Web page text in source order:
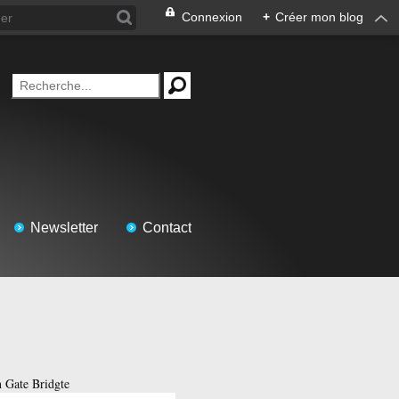
Connexion + Créer mon blog
Newsletter Contact
Gate Bridgte